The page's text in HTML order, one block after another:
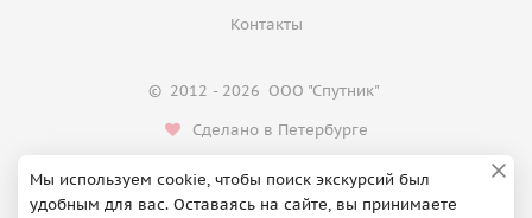
Контакты
© 2012 - 2026 ООО "Спутник"
Сделано в Петербурге
Мы используем cookie, чтобы поиск экскурсий был
удобным для вас. Оставаясь на сайте, вы принимаете